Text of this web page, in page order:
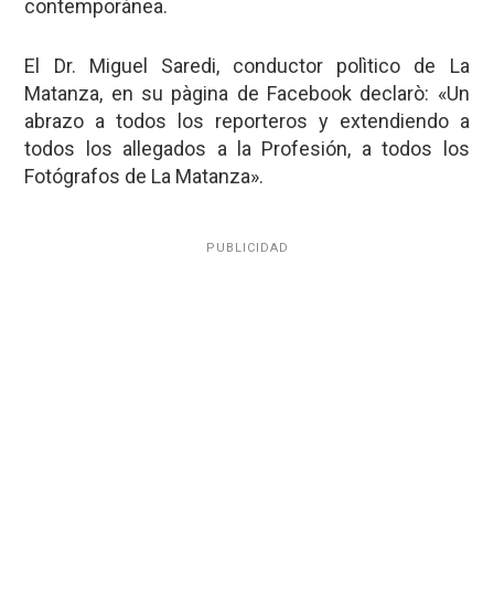
contemporánea.
El Dr. Miguel Saredi, conductor polìtico de La
Matanza, en su pàgina de Facebook declarò: «Un
abrazo a todos los reporteros y extendiendo a
todos los allegados a la Profesión, a todos los
Fotógrafos de La Matanza».
PUBLICIDAD